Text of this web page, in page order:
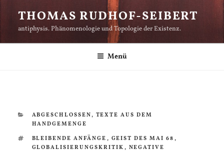
Inhalt
springen
THOMAS RUDHOF-SEIBERT
antiphysis. Phänomenologie und Topologie der Existenz.
Menü
KATEGORIEN
ABGESCHLOSSEN, TEXTE AUS DEM
HANDGEMENGE
SCHLAGWÖRTER
BLEIBENDE ANFÄNGE , GEIST DES MAI 68 ,
GLOBALISIERUNGSKRITIK , NEGATIVE